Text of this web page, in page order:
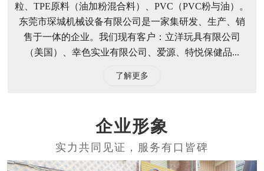
粒、TPE原料（油加粉混合料）、PVC（PVC粉与油）。
东莞市琛城机械设备有限公司是一家集研发、生产、销
售于一体的企业。我们现有客户：立洋玩具有限公司
（美国）、幸色实业有限公司、爱源、特悦保健品...
了解更多
企业形象